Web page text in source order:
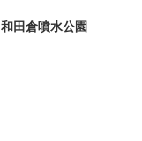
和田倉噴水公園